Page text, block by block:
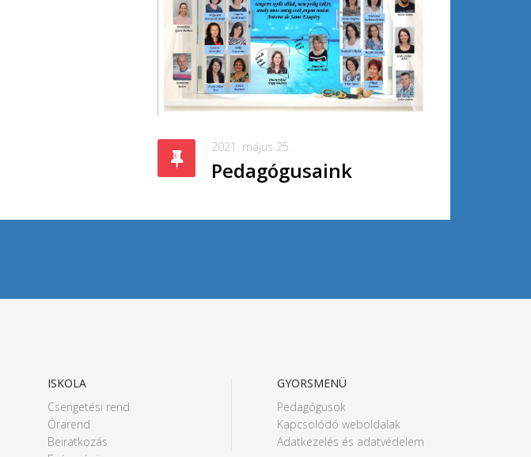
2021. május 25.
Pedagógusaink
ISKOLA
Csengetési rend
Órarend
Beiratkozás
GYORSMENÜ
Pedagógusok
Kapcsolódó weboldalak
Adatkezelés és adatvédelem